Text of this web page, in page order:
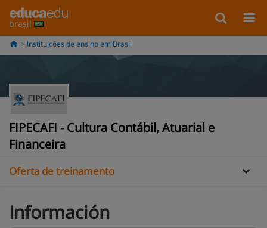
brasil
Instituições de ensino em Brasil
FIPECAFI - Cultura Contábil, Atuarial e
Financeira
Galería
Opiniões
Oferta de treinamento
Información